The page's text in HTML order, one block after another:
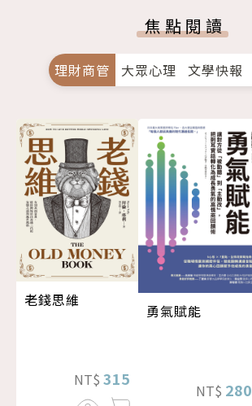
焦點閱讀
理財商管 大眾心理 文學快報
老錢思維
NT$ 315
勇氣賦能
NT$ 280